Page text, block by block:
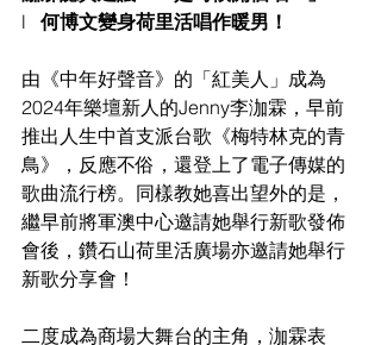
l 何博文變身荷里活唱作暖男！
由《中年好聲音》的「紅美人」成為
2024年樂壇新人的Jenny李泇霖，早前
推出人生中首支派台歌《梅特林克的青
鳥》，反應不俗，還登上了電子傳媒的
歌曲流行榜。同樣教她喜出望外的是，
繼早前將軍澳中心邀請她舉行新歌發佈
會後，鑽石山荷里活廣場亦邀請她舉行
新歌分享會！
二度成為商場大舞台的主角，泇霖表